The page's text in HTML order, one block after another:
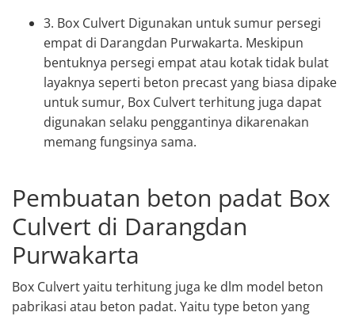
3. Box Culvert Digunakan untuk sumur persegi
empat di Darangdan Purwakarta. Meskipun
bentuknya persegi empat atau kotak tidak bulat
layaknya seperti beton precast yang biasa dipake
untuk sumur, Box Culvert terhitung juga dapat
digunakan selaku penggantinya dikarenakan
memang fungsinya sama.
Pembuatan beton padat Box
Culvert di Darangdan
Purwakarta
Box Culvert yaitu terhitung juga ke dlm model beton
pabrikasi atau beton padat. Yaitu type beton yang